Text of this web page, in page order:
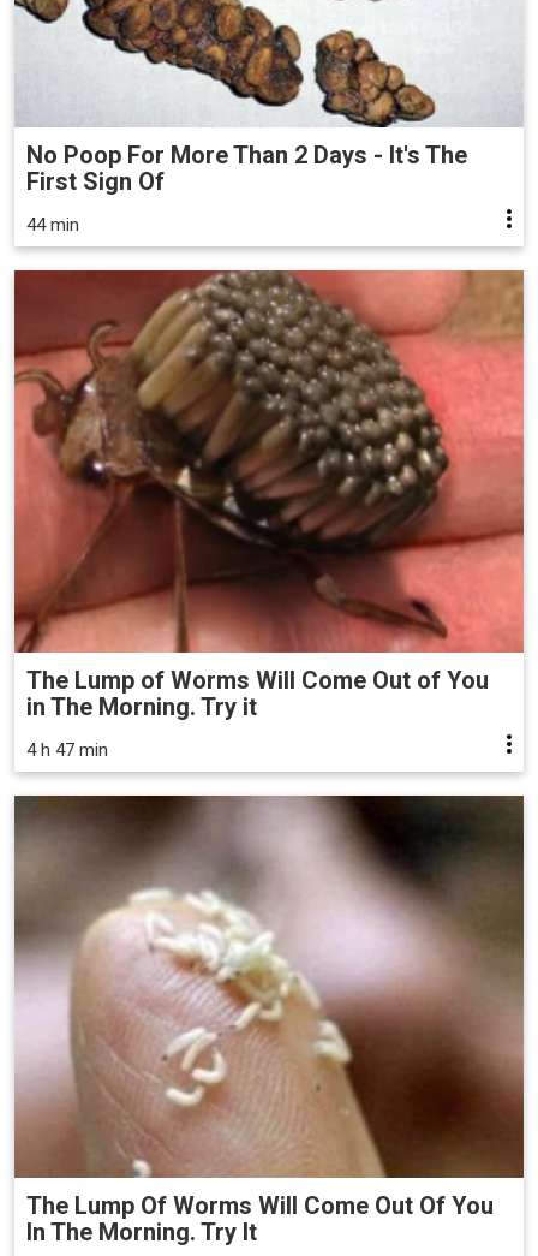
No Poop For More Than 2 Days - It's The
First Sign Of
44 min
The Lump of Worms Will Come Out of You
in The Morning. Try it
4 h 47 min
The Lump Of Worms Will Come Out Of You
In The Morning. Try It